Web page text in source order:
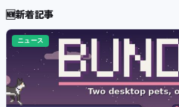
🆕新着記事
ニュース